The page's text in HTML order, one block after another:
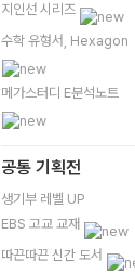
지인선 시리즈
수학 유형서, Hexagon
메가스터디 E분석노트
공통 기획전
생기부 레벨 UP
EBS 고교 교재
따끈따끈 신간 도서